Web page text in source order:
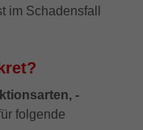
im Schadensfall
-
folgende